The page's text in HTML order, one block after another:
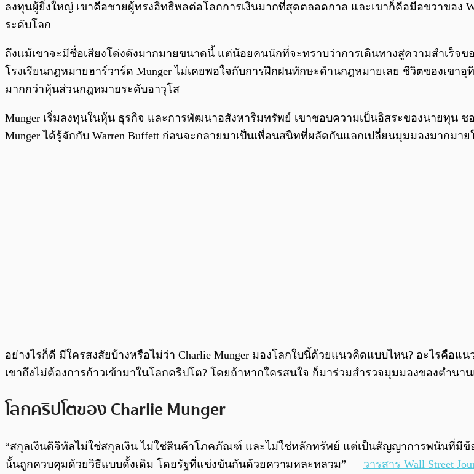
ลงทุนผู้ยิ่งใหญ่ เขาคือชายผู้ทรงอิทธิพลต่อโลกการเงินมากที่สุดตลอดกาล และเขาก็คือมือขวาของ
ระดับโลก
ถึงแม้เขาจะมีชื่อเสียงโด่งดังมากมายขนาดนี้ แต่น้อยคนนักที่จะทราบว่าการเดินทางสู่ความสำเร็จข
โรงเรียนกฎหมายฮาร์วาร์ด Munger ไม่เคยพอใจกับการฝึกฝนทักษะด้านกฎหมายเลย ชีวิตของเขา
มากกว่าหุ้นส่วนกฎหมายระดับอาวุโส
Munger เริ่มลงทุนในหุ้น ธุรกิจ และการพัฒนาอสังหาริมทรัพย์ เขาชอบความเป็นอิสระของนายทุน
Munger ได้รู้จักกับ Warren Buffett ก่อนจะกลายมาเป็นเพื่อนสนิทที่ผลัดกันแลกเปลี่ยนมุมมองมากมา
อย่างไรก็ดี มีใครสงสัยบ้างหรือไม่ว่า Charlie Munger มองโลกใบนี้ด้วยแนวคิดแบบไหน? อะไรคือ
เขาถึงไม่ต้องการก้าวเข้ามาในโลกคริปโต? โดยถ้าหากใครสนใจ ก็มาร่วมสำรวจมุมมองของตำน
โลกคริปโตของ Charlie Munger
“สกุลเงินดิจิทัลไม่ใช่สกุลเงิน ไม่ใช่สินค้าโภคภัณฑ์ และไม่ใช่หลักทรัพย์ แต่เป็นสัญญาการพนันที่มีข้
นั้นถูกควบคุมด้วยวิธีแบบดั้งเดิม โดยรัฐที่แข่งขันกันด้วยความหละหลวม” — วารสาร Wall Street